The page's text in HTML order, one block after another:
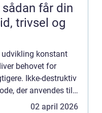
får din
trivsel og
udvikling konstant
behovet for
Ikke-destruktiv
der anvendes til
et materiale, ...
02 april 2026